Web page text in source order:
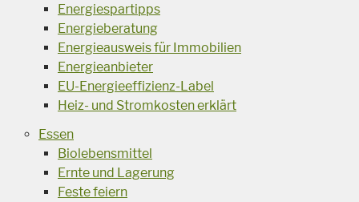
Energiespartipps
Energieberatung
Energieausweis für Immobilien
Energieanbieter
EU-Energieeffizienz-Label
Heiz- und Stromkosten erklärt
Essen
Biolebensmittel
Ernte und Lagerung
Feste feiern